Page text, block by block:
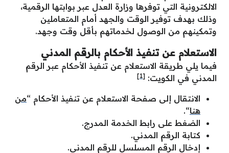
الالكترونية التي توفرها وزارة العدل عبر بوابتها الرقمية،
وذلك بهدف توفير الوقت والجهد أمام المتعاملين
وتمكينهم من الوصول لخدماتهم بأقل وقت وجهد.
الاستعلام عن تنفيذ الأحكام بالرقم المدني
فيما يلي طريقة الاستعلام عن تنفيذ الأحكام عبر الرقم
المدني في الكويت: [1]
الانتقال إلى صفحة الاستعلام عن تنفيذ الأحكام “من
هنا“.
الضغط على رابط الخدمة المدرج.
كتابة الرقم المدني.
إدخال الرقم المسلسل للرقم المدني.